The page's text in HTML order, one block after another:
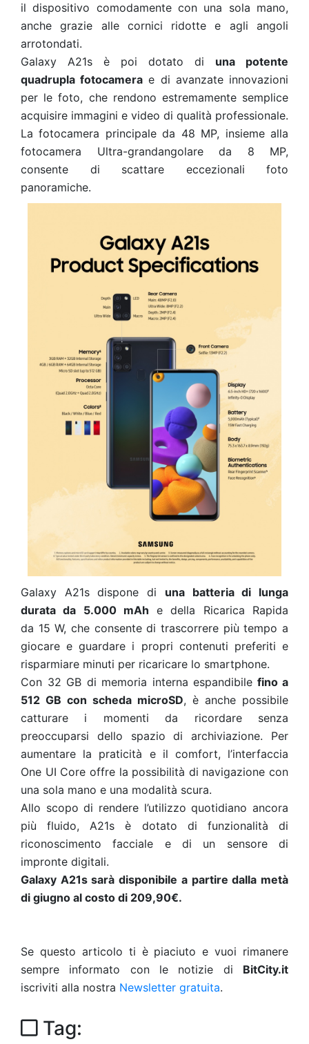
il dispositivo comodamente con una sola mano,
anche grazie alle cornici ridotte e agli angoli
arrotondati.
Galaxy A21s è poi dotato di una potente
quadrupla fotocamera e di avanzate innovazioni
per le foto, che rendono estremamente semplice
acquisire immagini e video di qualità professionale.
La fotocamera principale da 48 MP, insieme alla
fotocamera Ultra-grandangolare da 8 MP,
consente di scattare eccezionali foto
panoramiche.
Galaxy A21s dispone di una batteria di lunga
durata da 5.000 mAh e della Ricarica Rapida
da 15 W, che consente di trascorrere più tempo a
giocare e guardare i propri contenuti preferiti e
risparmiare minuti per ricaricare lo smartphone.
Con 32 GB di memoria interna espandibile fino a
512 GB con scheda microSD, è anche possibile
catturare i momenti da ricordare senza
preoccuparsi dello spazio di archiviazione. Per
aumentare la praticità e il comfort, l’interfaccia
One UI Core offre la possibilità di navigazione con
una sola mano e una modalità scura.
Allo scopo di rendere l’utilizzo quotidiano ancora
più fluido, A21s è dotato di funzionalità di
riconoscimento facciale e di un sensore di
impronte digitali.
Galaxy A21s sarà disponibile a partire dalla metà
di giugno al costo di 209,90€.
Se questo articolo ti è piaciuto e vuoi rimanere
sempre informato con le notizie di BitCity.it
iscriviti alla nostra Newsletter gratuita.
Tag: